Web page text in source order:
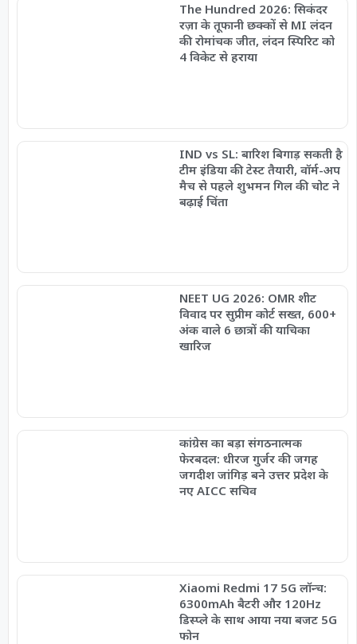
The Hundred 2026: सिकंदर
रज़ा के तूफानी छक्कों से MI लंदन
की रोमांचक जीत, लंदन स्पिरिट को
4 विकेट से हराया
IND vs SL: बारिश बिगाड़ सकती है
टीम इंडिया की टेस्ट तैयारी, वॉर्म-अप
मैच से पहले शुभमन गिल की चोट ने
बढ़ाई चिंता
NEET UG 2026: OMR शीट
विवाद पर सुप्रीम कोर्ट सख्त, 600+
अंक वाले 6 छात्रों की याचिका
खारिज
कांग्रेस का बड़ा संगठनात्मक
फेरबदल: धीरज गुर्जर की जगह
जगदीश जांगिड़ बने उत्तर प्रदेश के
नए AICC सचिव
Xiaomi Redmi 17 5G लॉन्च:
6300mAh बैटरी और 120Hz
डिस्प्ले के साथ आया नया बजट 5G
फोन